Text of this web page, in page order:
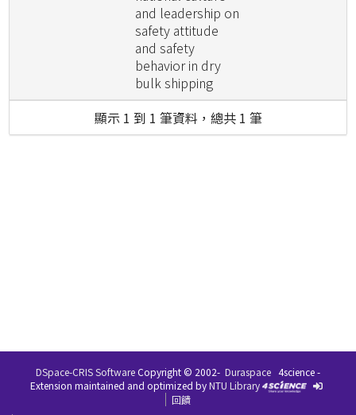
and leadership on
safety attitude
and safety
behavior in dry
bulk shipping
顯示 1 到 1 筆資料，總共 1 筆
DSpace-CRIS SoftwareCopyright © 2002- Duraspace 4science -
Extension maintained and optimized byNTU Library
回饋